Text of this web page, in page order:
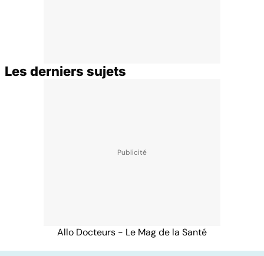
Les derniers sujets
Allo Docteurs - Le Mag de la Santé